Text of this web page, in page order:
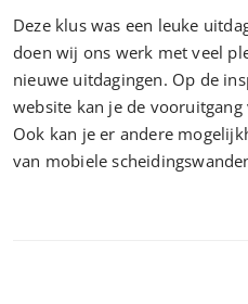
Deze klus was een leuke
doen wij ons werk met veel
nieuwe uitdagingen. Op de
website kan je de
Ook kan je er andere
van mobiele